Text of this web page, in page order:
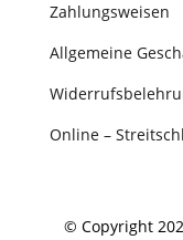
Zahlungsweisen
Allgemeine
Online –
© Copyright